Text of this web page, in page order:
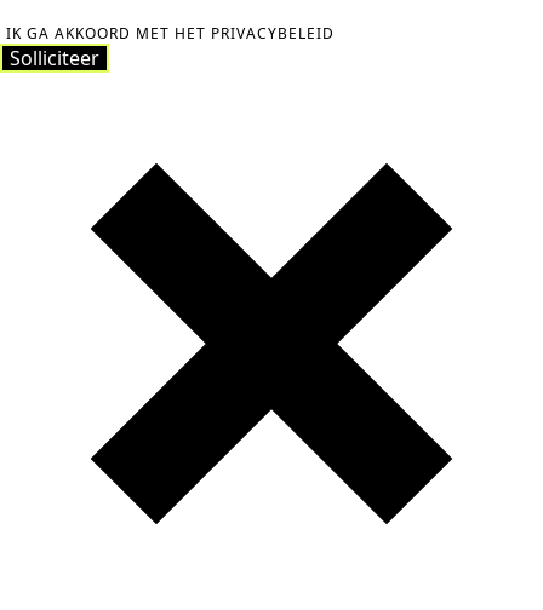
IK GA AKKOORD MET HET PRIVACYBELEID
Solliciteer